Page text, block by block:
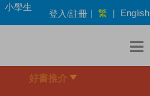
小學生
登入/註冊 | 繁 | English
好書推介